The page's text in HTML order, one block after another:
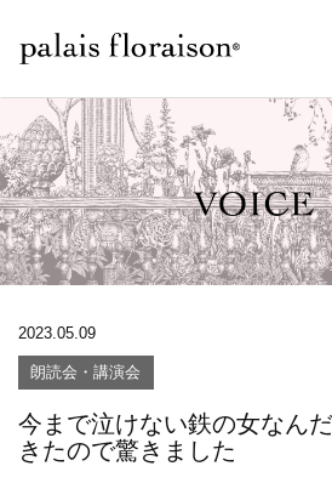
2023.05.09
朗読会・講演会
今まで泣けない鉄の女なん
きたので驚きました